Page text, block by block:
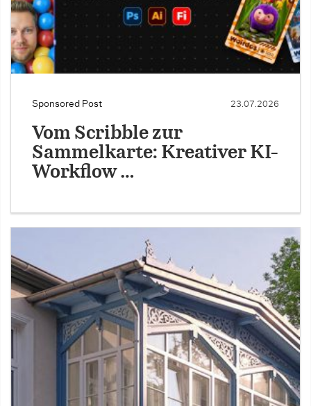
Sponsored Post 23.07.2026
Vom Scribble zur
Sammelkarte: Kreativer KI-
Workflow …